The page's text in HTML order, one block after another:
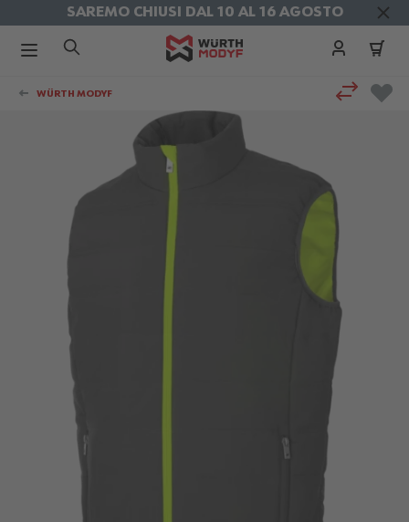
SPEDIZIONI GRATISin Agosto
SAREMO CHIUSI DAL 10 AL 16 AGOSTO
WÜRTH MODYF